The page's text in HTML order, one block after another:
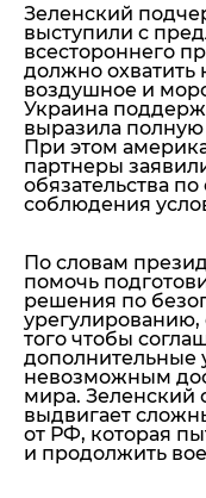
Зеленский
выступили с
всестороннего
должно охватить
воздушное и
Украина
выразила полную
При этом
партнеры
обязательства
соблюдения
По словам
помочь
решения по
урегулированию,
того чтобы
дополнительные
невозможным
мира. Зеленский
выдвигает
от РФ, которая
и продолжить